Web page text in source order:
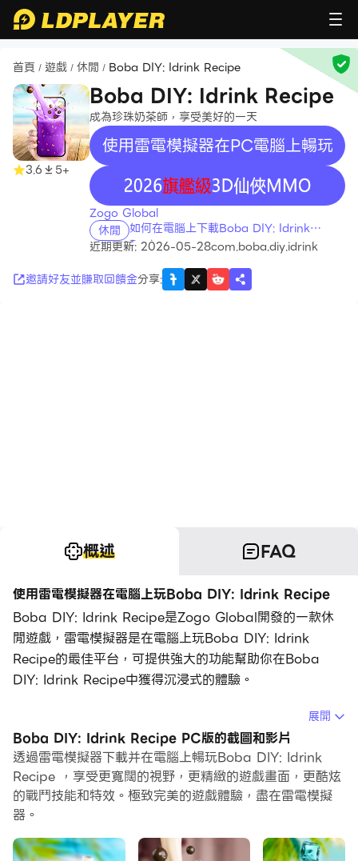
首頁 / 遊戲 / 休閒 / Boba DIY: Idrink Recipe
3.6 5+
Boba DIY: Idrink Recipe
成為珍珠奶茶師，享受美好的一天
使用雷電模擬器在PC電腦上暢玩
recommend
Zogo Global
休閒 如何在電腦上下載Boba DIY: Idrink
Recipe
近期更新: 2026-05-28com.boba.diy.idrink
邀請好友並賺取回饋金分享:
概述 FAQ
使用雷電模擬器在電腦上玩Boba DIY: Idrink Recipe
Boba DIY: Idrink Recipe是Zogo Global開發的一款休
閒遊戲，雷電模擬器是在電腦上玩Boba DIY: Idrink
Recipe的最佳平台，可提供強大的功能幫助你在Boba
DIY: Idrink Recipe中獲得沉浸式的體驗。
當你在電腦上玩Boba DIY: Idrink Recipe的時候，如果你
覺得重複執行一個動作或任務很費時間很無聊，別擔心，巨
集指令功能可以幫你解決你的煩惱！你只需要點擊螢幕記錄
功能來記錄你的操作，然後把它留給巨集指令來解決。巨集
指令功能完全自動化您的操作，讓您以最少的努力輕鬆贏得
遊戲！！現在就開始在電腦上下載和玩Boba DIY: Idrink
Recipe吧！
展開
Boba DIY: Idrink Recipe PC版的截圖和影片
透過雷電模擬器下載并在電腦上暢玩Boba DIY: Idrink
Recipe ，享受更寬闊的視野，更精緻的遊戲畫面，更酷炫
的戰鬥技能和特效。極致完美的遊戲體驗，盡在雷電模擬
器。